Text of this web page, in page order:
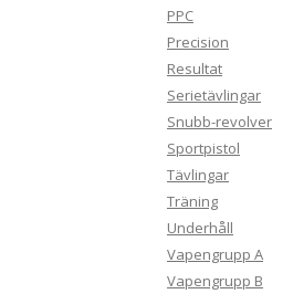
PPC
Precision
Resultat
Serietävlingar
Snubb-revolver
Sportpistol
Tävlingar
Träning
Underhåll
Vapengrupp A
Vapengrupp B